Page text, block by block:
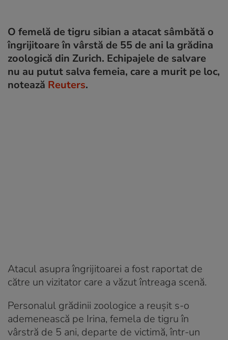
O femelă de tigru sibian a atacat sâmbătă o
îngrijitoare în vârstă de 55 de ani la grădina
zoologică din Zurich. Echipajele de salvare
nu au putut salva femeia, care a murit pe loc,
notează Reuters.
Atacul asupra îngrijitoarei a fost raportat de
către un vizitator care a văzut întreaga scenă.
Personalul grădinii zoologice a reușit s-o
ademenească pe Irina, femela de tigru în
vârstră de 5 ani, departe de victimă, într-un